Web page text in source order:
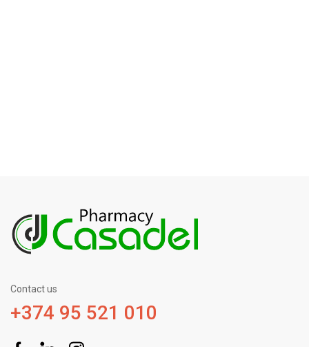
Contact us
+374 95 521 010